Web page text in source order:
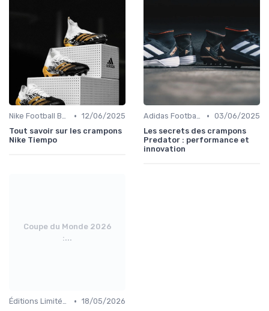
Nike Football Boots • 12/06/2025
Tout savoir sur les crampons
Nike Tiempo
Adidas Football Boots • 03/06/2025
Les secrets des crampons
Predator : performance et
innovation
Coupe du Monde 2026
:...
Éditions Limitées et Collaborations • 18/05/2026